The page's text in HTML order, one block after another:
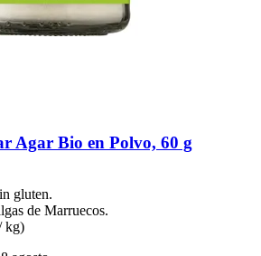
Agar Bio en Polvo, 60 g
gluten.
de Marruecos.
kg)